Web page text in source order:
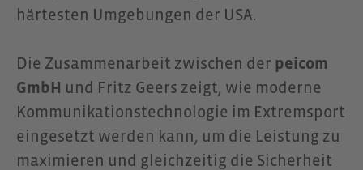
härtesten Umgebungen der USA.
Die Zusammenarbeit zwischen der peicom
GmbH und Fritz Geers zeigt, wie moderne
Kommunikationstechnologie im Extremsport
eingesetzt werden kann, um die Leistung zu
maximieren und gleichzeitig die Sicherheit